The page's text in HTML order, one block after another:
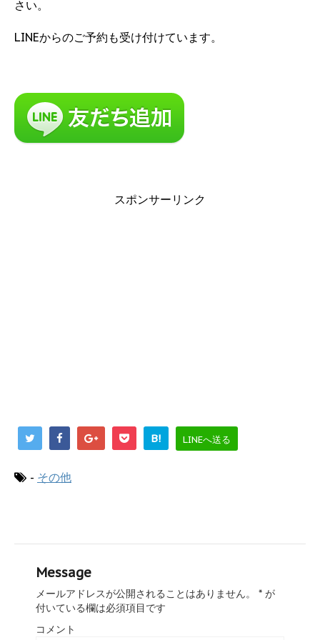
さい。
LINEからのご予約も受け付けています。
スポンサーリンク
B! LINEへ送る
- その他
Message
メールアドレスが公開されることはありません。 * が
付いている欄は必須項目です
コメント